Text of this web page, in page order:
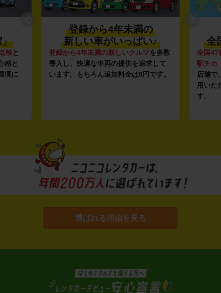
」
検と
感と
境に
登録から4年未満の
新しい車がいっぱい♪
登録から4年未満の新しいクルマを多数
導入し、快適な車両の提供を追求して
います。もちろん追加料金は0円です。
全
全国47
駅チカ
店舗で
用いた
す。
選ばれる理由を見る